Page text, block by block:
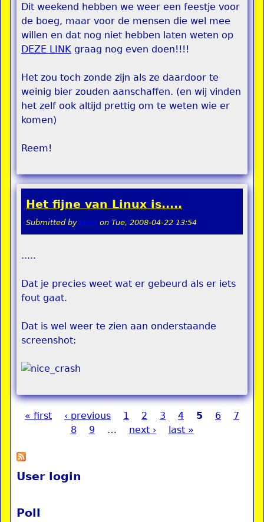
Dit weekend hebben we weer een feestje voor
de boeg, maar voor de mensen die wel mee
willen en dat nog niet hebben laten weten op
DEZE LINK graag nog even doen!!!!
Het zou toch zonde zijn als ze daardoor te
weinig bier zouden aanschaffen. (en wij vinden
het zelf ook altijd prettig om te weten wie er
komen)
Reem!
Het fijne van Linux is.....
Submitted by remi on Tue, 2008-04-22 13:54
.....
Dat je precies weet wat er gebeurd als er iets
fout gaat.
Dat is wel weer te zien aan onderstaande
screenshot:
« first ‹ previous 1 2 3 4 5 6
7
8
9 … next › last »
User login
Poll